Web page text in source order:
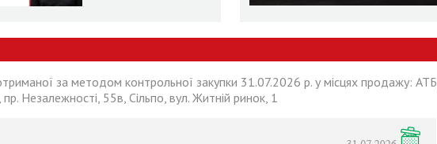
за методом контрольної закупки 31.07.2026 р. у місцях продажу: АТБ,
Незалежності, 55в, Сільпо, вул. Житній ринок, 1